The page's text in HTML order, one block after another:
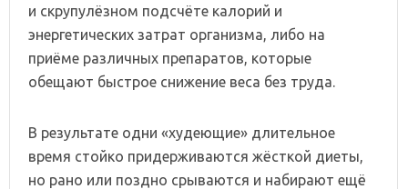
и скрупулёзном подсчёте калорий и
энергетических затрат организма, либо на
приёме различных препаратов, которые
обещают быстрое снижение веса без труда.
В результате одни «худеющие» длительное
время стойко придерживаются жёсткой диеты,
но рано или поздно срываются и набирают ещё